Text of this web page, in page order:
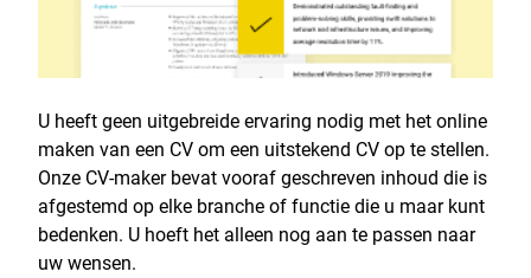
U heeft geen uitgebreide ervaring nodig met het online
maken van een CV om een uitstekend CV op te stellen.
Onze CV-maker bevat vooraf geschreven inhoud die is
afgestemd op elke branche of functie die u maar kunt
bedenken. U hoeft het alleen nog aan te passen naar
uw wensen.